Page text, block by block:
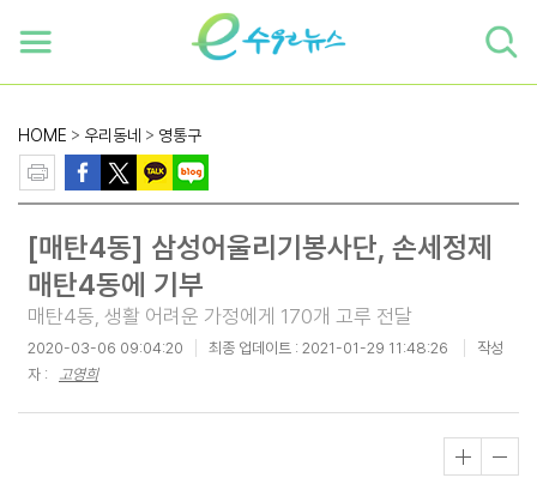
HOME > 우리동네 > 영통구
[매탄4동] 삼성어울리기봉사단, 손세정제
매탄4동에 기부
매탄4동, 생활 어려운 가정에게 170개 고루 전달
2020-03-06 09:04:20 최종 업데이트 : 2021-01-29 11:48:26
작성
자 : 고영희